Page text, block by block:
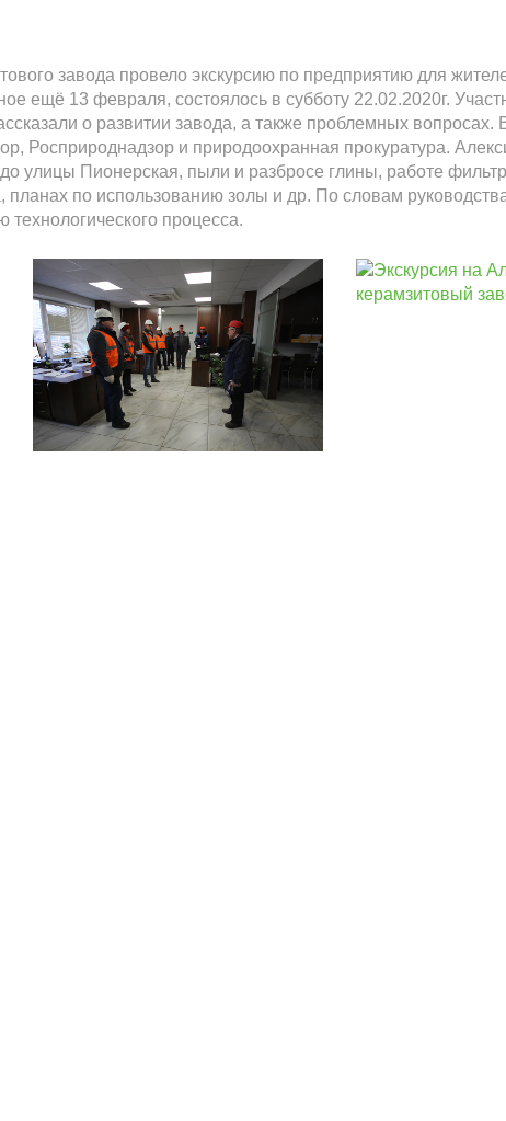
завода провело экскурсию по предприятию для
ещё 13 февраля, состоялось в субботу 22.02.2020г.
о развитии завода, а также проблемных вопросах.
Росприроднадзор и природоохранная прокуратура.
улицы Пионерская, пыли и разбросе глины, работе
планах по использованию золы и др. По словам
процесса.